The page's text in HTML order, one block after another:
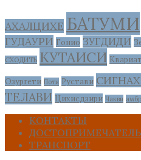
АХАЛЦИХЕ БАТУМИ
ГУДАУРИ Гонио ЗУГДИДИ
СХОДИТЬ КУТАИСИ
Озургети Поти Рустави
ТЕЛАВИ Цихисдзири Чакви
КОНТАКТЫ
ТРАНСПОРТ